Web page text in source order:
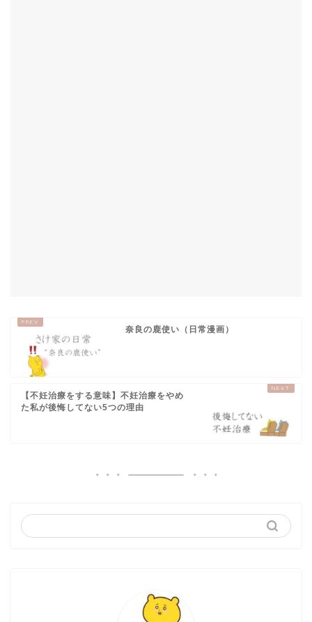
奈良の鹿使い（日常漫画）
【不妊治療をする意味】不妊治療をやめ
た私が後悔してない5つの理由